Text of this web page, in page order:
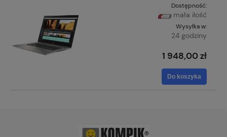
Dostępność:
mała ilość
Wysyłka w:
24 godziny
1 948,00 zł
Do koszyka